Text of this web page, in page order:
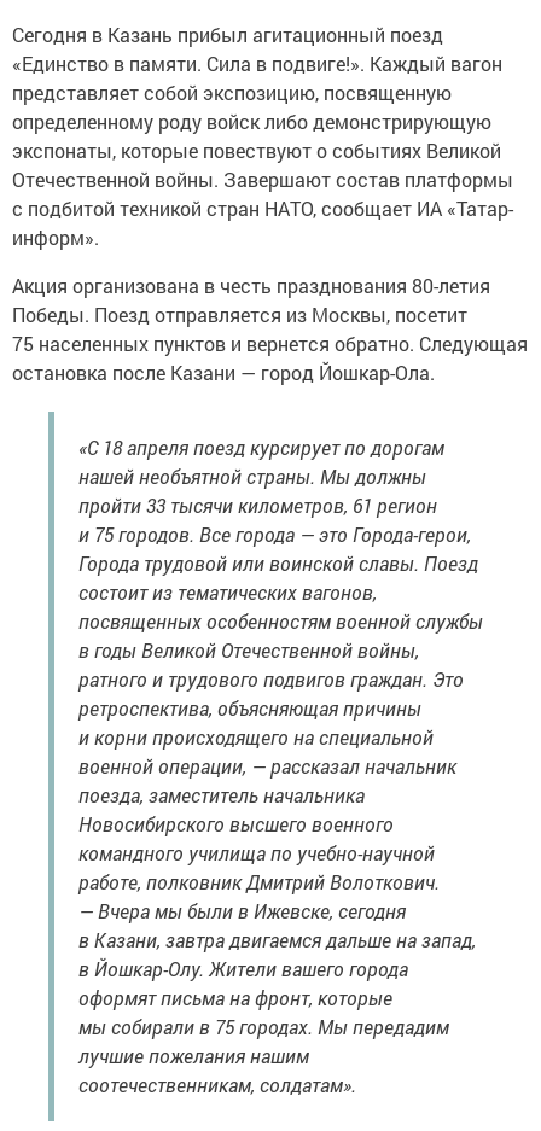
Сегодня в Казань прибыл агитационный поезд
«Единство в памяти. Сила в подвиге!». Каждый вагон
представляет собой экспозицию, посвященную
определенному роду войск либо демонстрирующую
экспонаты, которые повествуют о событиях Великой
Отечественной войны. Завершают состав платформы
с подбитой техникой стран НАТО, сообщает ИА «Татар-
информ».
Акция организована в честь празднования 80-летия
Победы. Поезд отправляется из Москвы, посетит
75 населенных пунктов и вернется обратно. Следующая
остановка после Казани — город Йошкар-Ола.
«С 18 апреля поезд курсирует по дорогам
нашей необъятной страны. Мы должны
пройти 33 тысячи километров, 61 регион
и 75 городов. Все города — это Города-герои,
Города трудовой или воинской славы. Поезд
состоит из тематических вагонов,
посвященных особенностям военной службы
в годы Великой Отечественной войны,
ратного и трудового подвигов граждан. Это
ретроспектива, объясняющая причины
и корни происходящего на специальной
военной операции, — рассказал начальник
поезда, заместитель начальника
Новосибирского высшего военного
командного училища по учебно-научной
работе, полковник Дмитрий Волоткович.
— Вчера мы были в Ижевске, сегодня
в Казани, завтра двигаемся дальше на запад,
в Йошкар-Олу. Жители вашего города
оформят письма на фронт, которые
мы собирали в 75 городах. Мы передадим
лучшие пожелания нашим
соотечественникам, солдатам».